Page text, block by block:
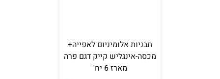
תבניות אלומיניום לאפייה+
מכסה-אינגליש קייק דגם פרה
מארז 6 יח'